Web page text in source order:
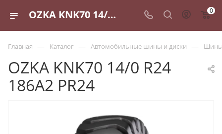
OZKA KNK70 14/0 R24 186A2 PR24 - купить в Санкт-Петербурге по выгодной цене 0
Главная — Каталог — Автомобильные шины и диски — Шины
OZKA KNK70 14/0 R24
186A2 PR24